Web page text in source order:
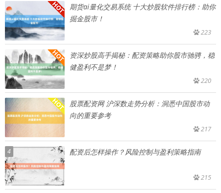
期货ai量化交易系统 十大炒股软件排行榜：助你
掘金股市！
223
资深炒股高手揭秘：配资策略助你股市驰骋，稳
健盈利不是梦！
220
股票配资网 沪深数走势分析：洞悉中国股市动
向的重要参考
217
4 配资后怎样操作？风险控制与盈利策略指南
215